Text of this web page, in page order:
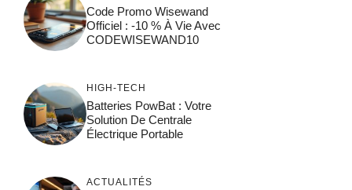
Code Promo Wisewand
Officiel : -10 % À Vie Avec
CODEWISEWAND10
HIGH-TECH
Batteries PowBat : Votre
Solution De Centrale
Électrique Portable
ACTUALITÉS